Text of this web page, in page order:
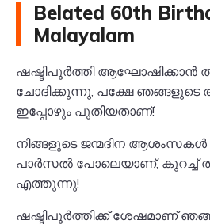
Belated 60th
Malayalam
ഷഷ്ടിപൂർത്തി ആഘോഷിക്കാൻ
ചോദിക്കുന്നു, പക്ഷേ
ഇപ്പോഴും പുതിയതാണ്!
നിങ്ങളുടെ ജന്മദിന
പാർസൽ പോലെയാണ്, കുറച്ച്
എത്തുന്നു!
ഷഷ്ടിപൂർത്തിക്ക് ശേഷമാണ്